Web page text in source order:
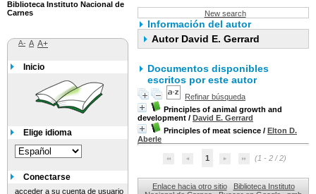
New search
Información del autor
Autor David E. Gerrard
Documentos disponibles
escritos por este autor
Refinar búsqueda
Principles of animal growth and
development / David E. Gerrard
Principles of meat science / Elton D.
Aberle
1 (1 - 2 / 2)
Enlace hacia otro sitio
Biblioteca Instituto
Biblioteca Instituto Nacional de
Carnes
A- A A+
Inicio
Elige idioma
Conectarse
acceder a su cuenta de usuario